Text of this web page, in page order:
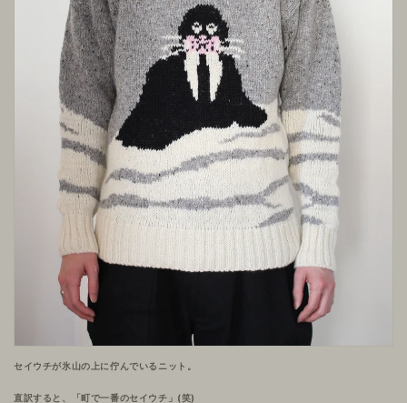
セイウチが氷山の上に佇んでいるニット。
直訳すると、「町で一番のセイウチ」(笑)